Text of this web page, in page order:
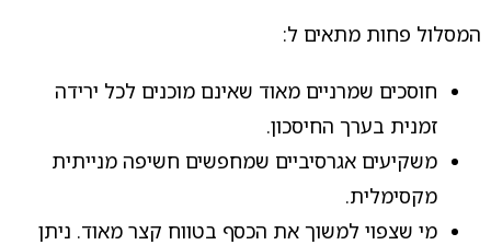
המסלול פחות מתאים ל:
חוסכים שמרניים מאוד שאינם מוכנים לכל ירידה
זמנית בערך החיסכון.
משקיעים אגרסיביים שמחפשים חשיפה מנייתית
מקסימלית.
מי שצפוי למשוך את הכסף בטווח קצר מאוד. ניתן